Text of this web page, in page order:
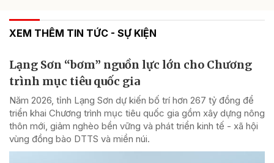
XEM THÊM TIN TỨC - SỰ KIỆN
Lạng Sơn “bơm” nguồn lực lớn cho Chương
trình mục tiêu quốc gia
Năm 2026, tỉnh Lạng Sơn dự kiến bố trí hơn 267 tỷ đồng để
triển khai Chương trình mục tiêu quốc gia gồm xây dựng nông
thôn mới, giảm nghèo bền vững và phát triển kinh tế - xã hội
vùng đồng bào DTTS và miền núi.